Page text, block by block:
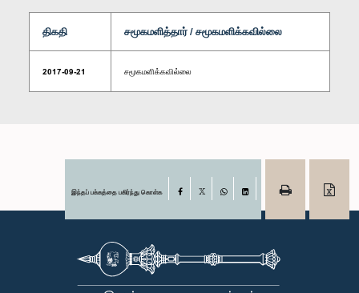
திகதி சமூகமளித்தார் / சமூகமளிக்கவில்லை
2017-09-21 சமூகமளிக்கவில்லை
இந்தப் பக்கத்தை பகிர்ந்து கொள்க Facebook